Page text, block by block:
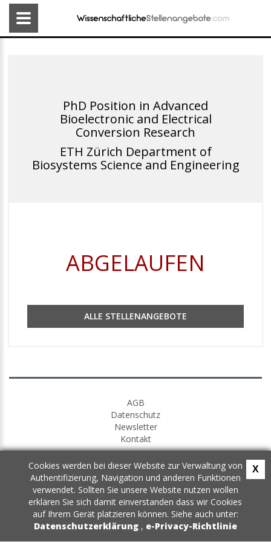
PhD Position in Advanced
Bioelectronic and Electrical
Conversion Research
ETH Zürich Department of
Biosystems Science and Engineering
ABGELAUFEN
ALLE STELLENANGEBOTE
AGB
Datenschutz
Newsletter
Kontakt
Cookies werden bei dieser Website zur Verwaltung von
Authentifizierung, Navigation und anderen Funktionen
verwendet. Sollten Sie unsere Website nutzen wollen
erklären Sie sich damit einverstanden dass wir Cookies
auf Ihrem Gerät platzieren können. Siehe auch unter:
Datenschutzerklärung , e-Privacy-Richtlinie
X